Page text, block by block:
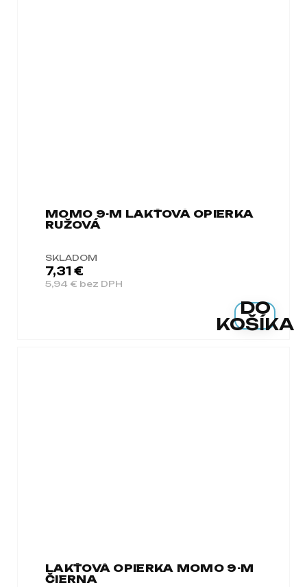
MOMO 9-M LAKŤOVÁ OPIERKA
RUŽOVÁ
SKLADOM
5,94 € bez DPH
7,31 €
DO
KOŠÍKA
LAKŤOVÁ OPIERKA MOMO 9-M
ČIERNA